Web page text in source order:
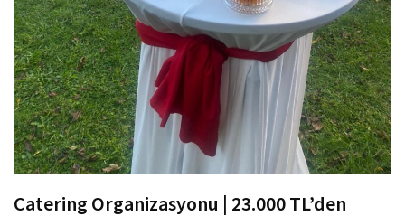
Catering Organizasyonu | 23.000 TL’den